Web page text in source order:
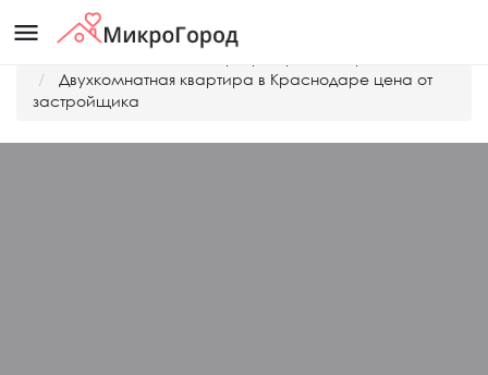
menu
Двухкомнатная квартира в Краснодаре цена от
застройщика